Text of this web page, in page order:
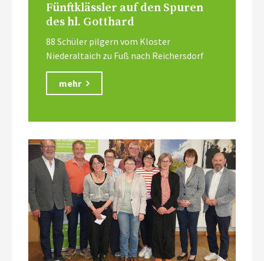
Fünftklässler auf den Spuren
des hl. Gotthard
88 Schüler pilgern vom Kloster
Niederaltaich zu Fuß nach Reichersdorf
mehr